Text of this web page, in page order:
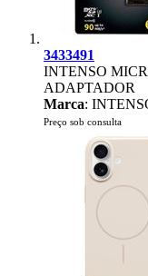
3433491
INTENSO
ADAPTADOR
Marca:
Preço sob consulta